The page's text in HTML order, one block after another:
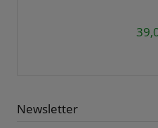
Newsletter